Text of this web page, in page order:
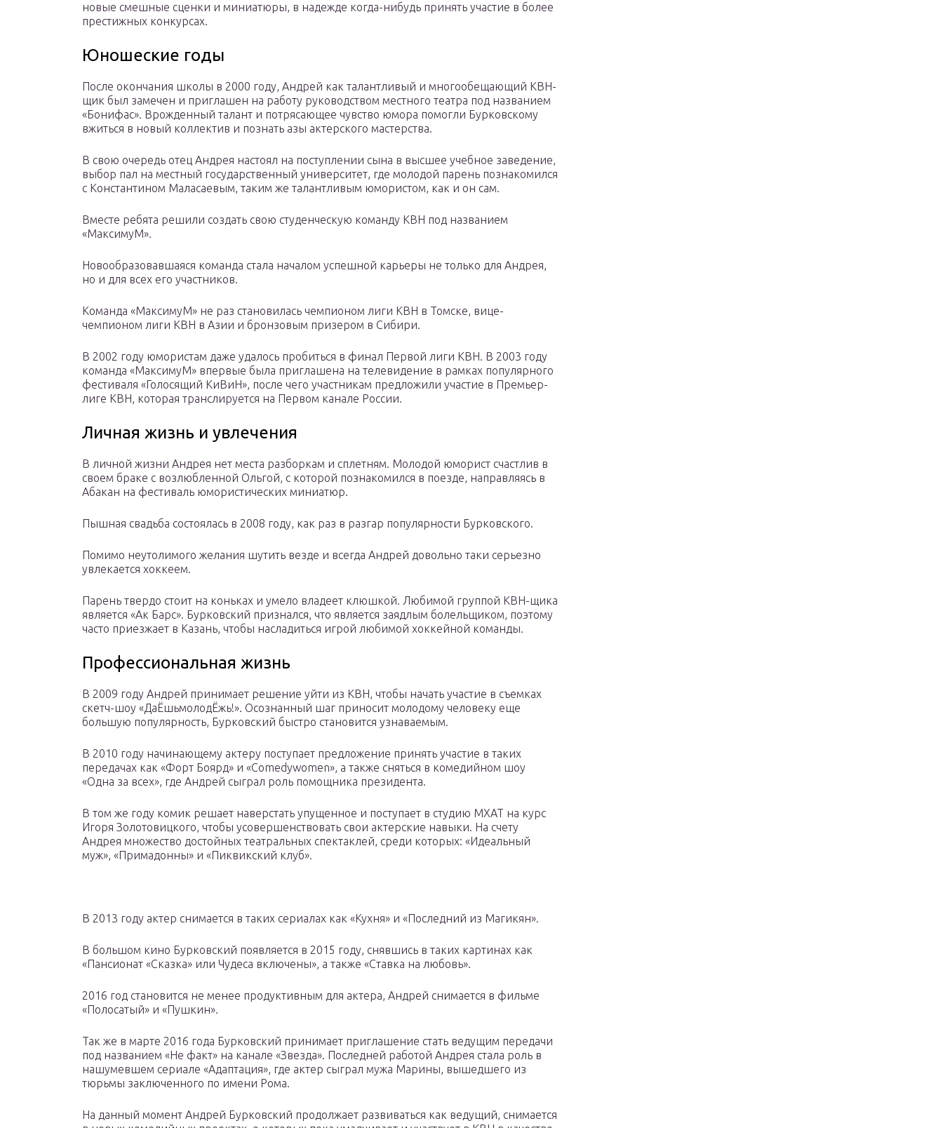
новые смешные сценки и миниатюры, в надежде когда-нибудь принять участие в более
престижных конкурсах.
Юношеские годы
После окончания школы в 2000 году, Андрей как талантливый и многообещающий КВН-
щик был замечен и приглашен на работу руководством местного театра под названием
«Бонифас». Врожденный талант и потрясающее чувство юмора помогли Бурковскому
вжиться в новый коллектив и познать азы актерского мастерства.
В свою очередь отец Андрея настоял на поступлении сына в высшее учебное заведение,
выбор пал на местный государственный университет, где молодой парень познакомился
с Константином Маласаевым, таким же талантливым юмористом, как и он сам.
Вместе ребята решили создать свою студенческую команду КВН под названием
«МаксимуМ».
Новообразовавшаяся команда стала началом успешной карьеры не только для Андрея,
но и для всех его участников.
Команда «МаксимуМ» не раз становилась чемпионом лиги КВН в Томске, вице-
чемпионом лиги КВН в Азии и бронзовым призером в Сибири.
В 2002 году юмористам даже удалось пробиться в финал Первой лиги КВН. В 2003 году
команда «МаксимуМ» впервые была приглашена на телевидение в рамках популярного
фестиваля «Голосящий КиВиН», после чего участникам предложили участие в Премьер-
лиге КВН, которая транслируется на Первом канале России.
Личная жизнь и увлечения
В личной жизни Андрея нет места разборкам и сплетням. Молодой юморист счастлив в
своем браке с возлюбленной Ольгой, с которой познакомился в поезде, направляясь в
Абакан на фестиваль юмористических миниатюр.
Пышная свадьба состоялась в 2008 году, как раз в разгар популярности Бурковского.
Помимо неутолимого желания шутить везде и всегда Андрей довольно таки серьезно
увлекается хоккеем.
Парень твердо стоит на коньках и умело владеет клюшкой. Любимой группой КВН-щика
является «Ак Барс». Бурковский признался, что является заядлым болельщиком, поэтому
часто приезжает в Казань, чтобы насладиться игрой любимой хоккейной команды.
Профессиональная жизнь
В 2009 году Андрей принимает решение уйти из КВН, чтобы начать участие в съемках
скетч-шоу «ДаЁшьмолодЁжь!». Осознанный шаг приносит молодому человеку еще
большую популярность, Бурковский быстро становится узнаваемым.
В 2010 году начинающему актеру поступает предложение принять участие в таких
передачах как «Форт Боярд» и «Comedywomen», а также сняться в комедийном шоу
«Одна за всех», где Андрей сыграл роль помощника президента.
В том же году комик решает наверстать упущенное и поступает в студию МХАТ на курс
Игоря Золотовицкого, чтобы усовершенствовать свои актерские навыки. На счету
Андрея множество достойных театральных спектаклей, среди которых: «Идеальный
муж», «Примадонны» и «Пиквикский клуб».
В 2013 году актер снимается в таких сериалах как «Кухня» и «Последний из Магикян».
В большом кино Бурковский появляется в 2015 году, снявшись в таких картинах как
«Пансионат «Сказка» или Чудеса включены», а также «Ставка на любовь».
2016 год становится не менее продуктивным для актера, Андрей снимается в фильме
«Полосатый» и «Пушкин».
Так же в марте 2016 года Бурковский принимает приглашение стать ведущим передачи
под названием «Не факт» на канале «Звезда». Последней работой Андрея стала роль в
нашумевшем сериале «Адаптация», где актер сыграл мужа Марины, вышедшего из
тюрьмы заключенного по имени Рома.
На данный момент Андрей Бурковский продолжает развиваться как ведущий, снимается